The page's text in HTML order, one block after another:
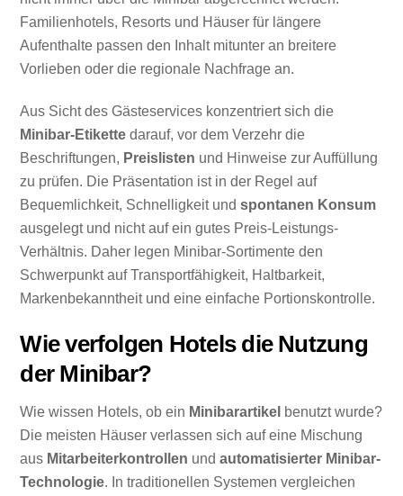
Familienhotels, Resorts und Häuser für längere
Aufenthalte passen den Inhalt mitunter an breitere
Vorlieben oder die regionale Nachfrage an.
Aus Sicht des Gästeservices konzentriert sich die
Minibar-Etikette darauf, vor dem Verzehr die
Beschriftungen, Preislisten und Hinweise zur Auffüllung
zu prüfen. Die Präsentation ist in der Regel auf
Bequemlichkeit, Schnelligkeit undspontanen Konsum
ausgelegt und nicht auf ein gutes Preis-Leistungs-
Verhältnis. Daher legen Minibar-Sortimente den
Schwerpunkt auf Transportfähigkeit, Haltbarkeit,
Markenbekanntheit und eine einfache Portionskontrolle.
Wie verfolgen Hotels die Nutzung
der Minibar?
Wie wissen Hotels, ob ein Minibarartikel benutzt wurde?
Die meisten Häuser verlassen sich auf eine Mischung
aus Mitarbeiterkontrollen undautomatisierter Minibar-
Technologie. In traditionellen Systemen vergleichen